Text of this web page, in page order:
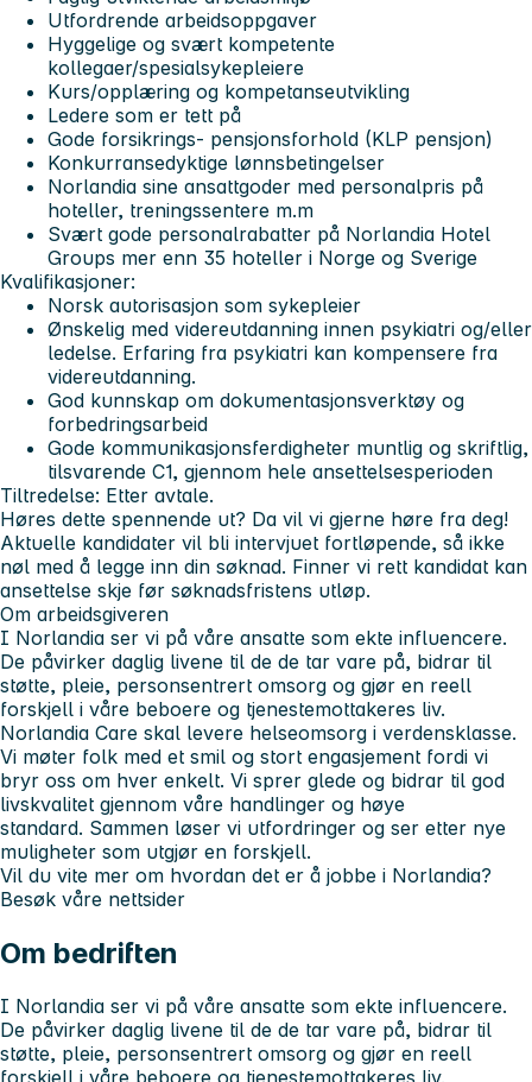
Utfordrende arbeidsoppgaver
Hyggelige og svært kompetente
kollegaer/spesialsykepleiere
Kurs/opplæring og kompetanseutvikling
Ledere som er tett på
Gode forsikrings- pensjonsforhold (KLP pensjon)
Konkurransedyktige lønnsbetingelser
Norlandia sine ansattgoder med personalpris på
hoteller, treningssentere m.m
Svært gode personalrabatter på Norlandia Hotel
Groups mer enn 35 hoteller i Norge og Sverige
Kvalifikasjoner:
Norsk autorisasjon som sykepleier
Ønskelig med videreutdanning innen psykiatri og/eller
ledelse. Erfaring fra psykiatri kan kompensere fra
videreutdanning.
God kunnskap om dokumentasjonsverktøy og
forbedringsarbeid
Gode kommunikasjonsferdigheter muntlig og skriftlig,
tilsvarende C1, gjennom hele ansettelsesperioden
Tiltredelse: Etter avtale.
Høres dette spennende ut? Da vil vi gjerne høre fra deg!
Aktuelle kandidater vil bli intervjuet fortløpende, så ikke
nøl med å legge inn din søknad. Finner vi rett kandidat kan
ansettelse skje før søknadsfristens utløp.
Om arbeidsgiveren
I Norlandia ser vi på våre ansatte som ekte influencere.
De påvirker daglig livene til de de tar vare på, bidrar til
støtte, pleie, personsentrert omsorg og gjør en reell
forskjell i våre beboere og tjenestemottakeres liv.
Norlandia Care skal levere helseomsorg i verdensklasse.
Vi møter folk med et smil og stort engasjement fordi vi
bryr oss om hver enkelt. Vi sprer glede og bidrar til god
livskvalitet gjennom våre handlinger og høye
standard. Sammen løser vi utfordringer og ser etter nye
muligheter som utgjør en forskjell.
Vil du vite mer om hvordan det er å jobbe i Norlandia?
Besøk våre nettsider
Om bedriften
I Norlandia ser vi på våre ansatte som ekte influencere.
De påvirker daglig livene til de de tar vare på, bidrar til
støtte, pleie, personsentrert omsorg og gjør en reell
forskjell i våre beboere og tjenestemottakeres liv.